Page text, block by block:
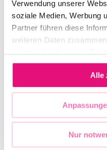
Verwendung unserer
soziale Medien, Werbung
Partner führen diese
weiteren Daten
haben oder die sie im
gesammelt haben.
Alle
Nur
Support Act beim
Freitag, 24. Juli
Juli 2026
Oktober 2025